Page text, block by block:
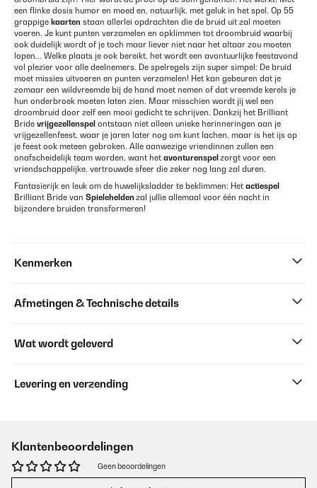
een flinke dosis humor en moed en, natuurlijk, met geluk in het spel. Op 55
grappige kaarten staan allerlei opdrachten die de bruid uit zal moeten
voeren. Je kunt punten verzamelen en opklimmen tot droombruid waarbij
ook duidelijk wordt of je toch maar liever niet naar het altaar zou moeten
lopen... Welke plaats je ook bereikt, het wordt een avontuurlijke feestavond
vol plezier voor alle deelnemers. De spelregels zijn super simpel: De bruid
moet missies uitvoeren en punten verzamelen! Het kan gebeuren dat je
zomaar een wildvreemde bij de hand moet nemen of dat vreemde kerels je
hun onderbroek moeten laten zien. Maar misschien wordt jij wel een
droombruid door zelf een mooi gedicht te schrijven. Dankzij het Brilliant
Bride vrijgezellenspel ontstaan niet alleen unieke herinneringen aan je
vrijgezellenfeest, waar je jaren later nog om kunt lachen, maar is het ijs op
je feest ook meteen gebroken. Alle aanwezige vriendinnen zullen een
onafscheidelijk team worden, want het avonturenspel zorgt voor een
vriendschappelijke, vertrouwde sfeer die zeker nog lang zal duren.
Fantasierijk en leuk om de huwelijksladder te beklimmen: Het actiespel
Brilliant Bride van Spielehelden zal jullie allemaal voor één nacht in
bijzondere bruiden transformeren!
Kenmerken
Afmetingen & Technische details
Wat wordt geleverd
Levering en verzending
Klantenbeoordelingen
Geen beoordelingen